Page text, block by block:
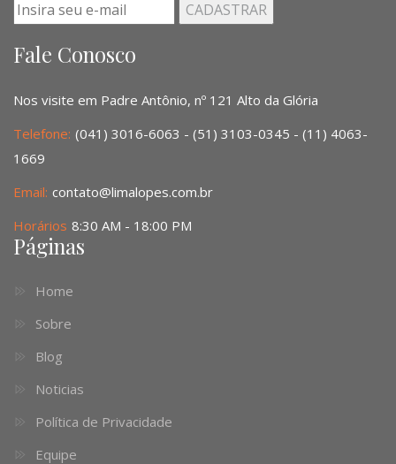
Fale Conosco
Nos visite em Padre Antônio, nº 121 Alto da Glória
Telefone: (041) 3016-6063 - (51) 3103-0345 - (11) 4063-
1669
Email: contato@limalopes.com.br
Horários 8:30 AM - 18:00 PM
Páginas
Home
Sobre
Blog
Noticias
Política de Privacidade
Equipe